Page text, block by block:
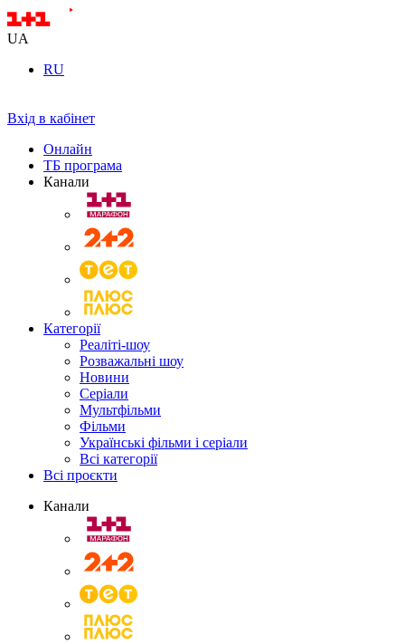
UA
RU
Вхід в кабінет
Онлайн
ТБ програма
Канали
Категорії
Реаліті-шоу
Розважальні шоу
Новини
Серіали
Мультфільми
Фільми
Українські фільми і серіали
Всі категорії
Всі проєкти
Канали